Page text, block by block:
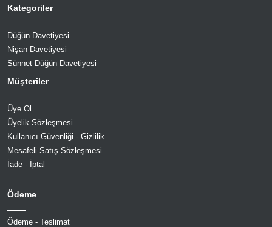
Kategoriler
Düğün Davetiyesi
Nişan Davetiyesi
Sünnet Düğün Davetiyesi
Müşteriler
Üye Ol
Üyelik Sözleşmesi
Kullanıcı Güvenliği - Gizlilik
Mesafeli Satış Sözleşmesi
İade - İptal
Ödeme
Ödeme - Teslimat